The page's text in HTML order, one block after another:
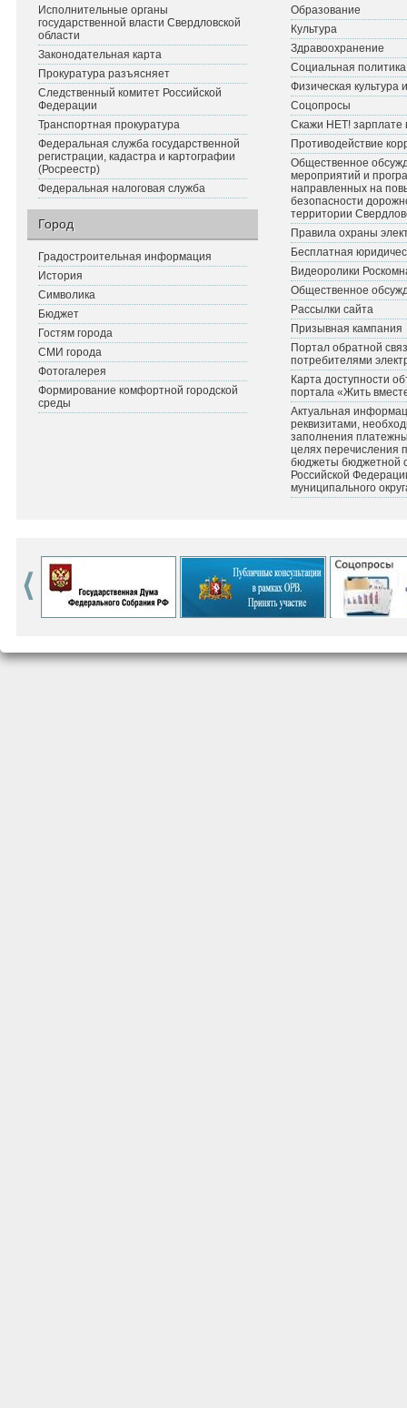
Исполнительные органы
государственной власти Свердловской
области
Законодательная карта
Прокуратура разъясняет
Следственный комитет Российской
Федерации
Транспортная прокуратура
Федеральная служба государственной
регистрации, кадастра и картографии
(Росреестр)
Федеральная налоговая служба
Город
Градостроительная информация
История
Символика
Бюджет
Гостям города
СМИ города
Фотогалерея
Формирование комфортной городской
среды
Образование
Культура
Здравоохранение
Социальная политика
Физическая культура
Соцопросы
Скажи НЕТ! зарплате
Противодействие
Общественное
мероприятий и
направленных на
безопасности
территории
Правила охраны
Бесплатная
Видеоролики
Общественное
Рассылки сайта
Призывная кампания
Портал обратной
потребителями
Карта доступности
портала «Жить
Актуальная
реквизитами,
заполнения
целях перечисления
бюджеты бюджетной
Российской
муниципального